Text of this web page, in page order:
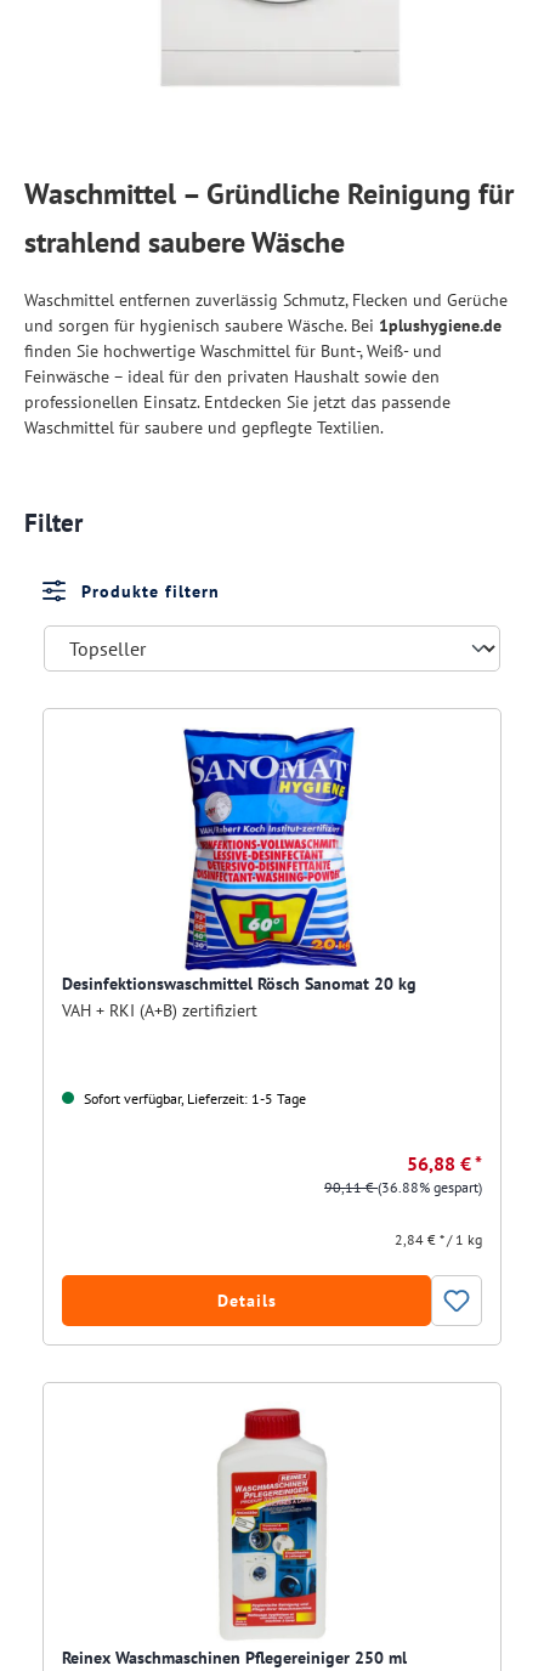
Waschmittel – Gründliche Reinigung für
strahlend saubere Wäsche
Waschmittel entfernen zuverlässig Schmutz, Flecken und Gerüche
und sorgen für hygienisch saubere Wäsche. Bei 1plushygiene.de
finden Sie hochwertige Waschmittel für Bunt-, Weiß- und
Feinwäsche – ideal für den privaten Haushalt sowie den
professionellen Einsatz. Entdecken Sie jetzt das passende
Waschmittel für saubere und gepflegte Textilien.
Filter
Produkte filtern
Desinfektionswaschmittel Rösch Sanomat 20 kg
VAH + RKI (A+B) zertifiziert
Sofort verfügbar, Lieferzeit: 1-5 Tage
56,88 € *
90,11 €(36.88% gespart)
2,84 € * / 1 kg
Details
Reinex Waschmaschinen Pflegereiniger 250 ml